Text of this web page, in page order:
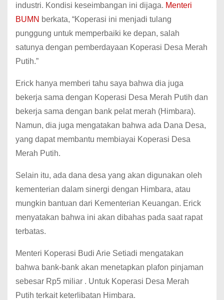
industri. Kondisi keseimbangan ini dijaga. Menteri
BUMN berkata, “Koperasi ini menjadi tulang
punggung untuk memperbaiki ke depan, salah
satunya dengan pemberdayaan Koperasi Desa Merah
Putih.”
Erick hanya memberi tahu saya bahwa dia juga
bekerja sama dengan Koperasi Desa Merah Putih dan
bekerja sama dengan bank pelat merah (Himbara).
Namun, dia juga mengatakan bahwa ada Dana Desa,
yang dapat membantu membiayai Koperasi Desa
Merah Putih.
Selain itu, ada dana desa yang akan digunakan oleh
kementerian dalam sinergi dengan Himbara, atau
mungkin bantuan dari Kementerian Keuangan. Erick
menyatakan bahwa ini akan dibahas pada saat rapat
terbatas.
Menteri Koperasi Budi Arie Setiadi mengatakan
bahwa bank-bank akan menetapkan plafon pinjaman
sebesar Rp5 miliar . Untuk Koperasi Desa Merah
Putih terkait keterlibatan Himbara.